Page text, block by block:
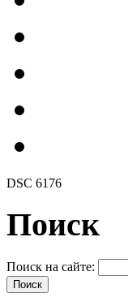
DSC 6176
Поиск
Поиск на сайте: